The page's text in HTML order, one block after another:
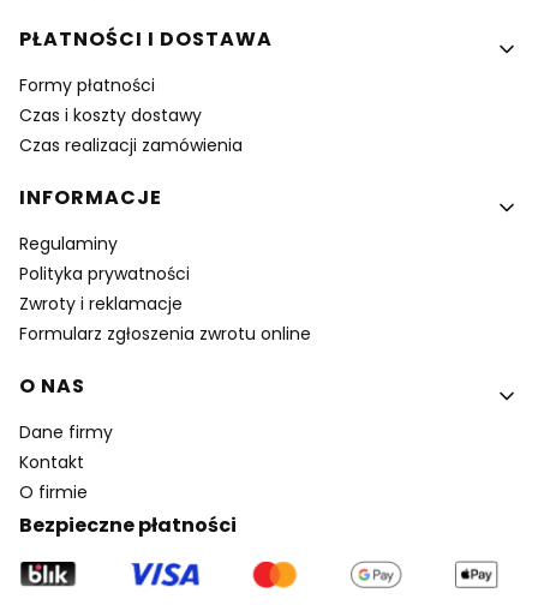
PŁATNOŚCI I DOSTAWA
Formy płatności
Czas i koszty dostawy
Czas realizacji zamówienia
INFORMACJE
Regulaminy
Polityka prywatności
Zwroty i reklamacje
Formularz zgłoszenia zwrotu online
O NAS
Dane firmy
Kontakt
O firmie
Bezpieczne płatności